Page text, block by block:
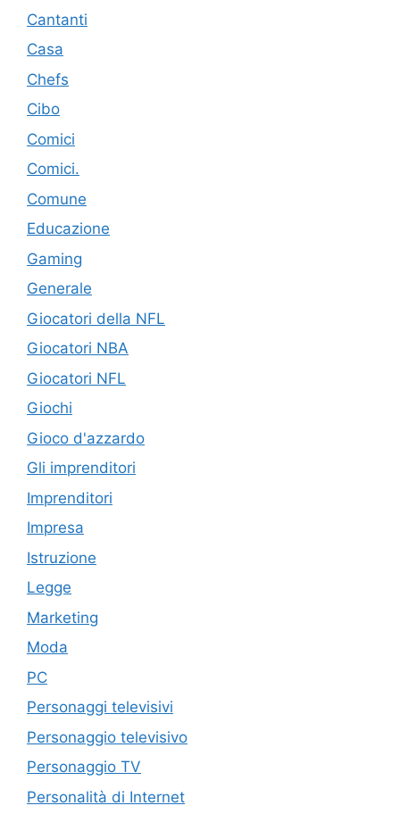
Cantanti
Casa
Chefs
Cibo
Comici
Comici.
Comune
Educazione
Gaming
Generale
Giocatori della NFL
Giocatori NBA
Giocatori NFL
Giochi
Gioco d'azzardo
Gli imprenditori
Imprenditori
Impresa
Istruzione
Legge
Marketing
Moda
PC
Personaggi televisivi
Personaggio televisivo
Personaggio TV
Personalità di Internet